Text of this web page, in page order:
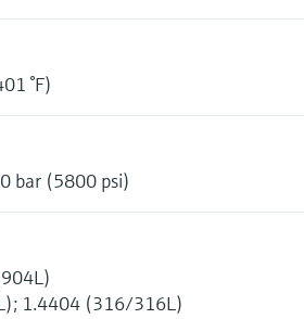
°F)
bar (5800 psi)
1.4404 (316/316L)